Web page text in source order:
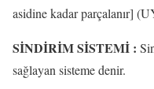
asidine kadar parçalanır]
SİNDİRİM SİSTEMİ :
sağlayan sisteme denir.